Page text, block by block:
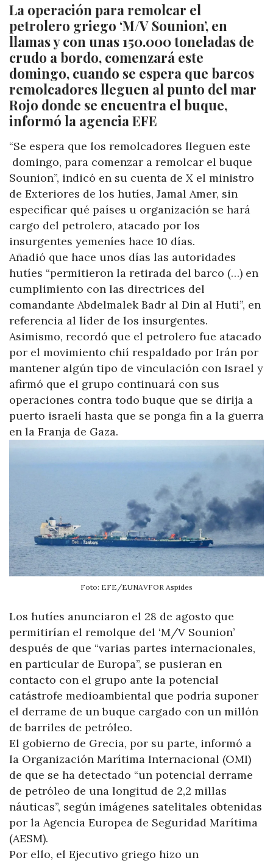
La operación para remolcar el
petrolero griego ‘M/V Sounion’, en
llamas y con unas 150.000 toneladas de
crudo a bordo, comenzará este
domingo, cuando se espera que barcos
remolcadores lleguen al punto del mar
Rojo donde se encuentra el buque,
informó la agencia EFE
“Se espera que los remolcadores lleguen este
domingo, para comenzar a remolcar el buque
Sounion”, indicó en su cuenta de X el ministro
de Exteriores de los hutíes, Jamal Amer, sin
especificar qué países u organización se hará
cargo del petrolero, atacado por los
insurgentes yemeníes hace 10 días.
Añadió que hace unos días las autoridades
hutíes “permitieron la retirada del barco (…) en
cumplimiento con las directrices del
comandante Abdelmalek Badr al Din al Huti”, en
referencia al líder de los insurgentes.
Asimismo, recordó que el petrolero fue atacado
por el movimiento chií respaldado por Irán por
mantener algún tipo de vinculación con Israel y
afirmó que el grupo continuará con sus
operaciones contra todo buque que se dirija a
puerto israelí hasta que se ponga fin a la guerra
en la Franja de Gaza.
Foto: EFE/EUNAVFOR Aspides
Los hutíes anunciaron el 28 de agosto que
permitirían el remolque del ‘M/V Sounion’
después de que “varias partes internacionales,
en particular de Europa”, se pusieran en
contacto con el grupo ante la potencial
catástrofe medioambiental que podría suponer
el derrame de un buque cargado con un millón
de barriles de petróleo.
El gobierno de Grecia, por su parte, informó a
la Organización Marítima Internacional (OMI)
de que se ha detectado “un potencial derrame
de petróleo de una longitud de 2,2 millas
náuticas”, según imágenes satelitales obtenidas
por la Agencia Europea de Seguridad Marítima
(AESM).
Por ello, el Ejecutivo griego hizo un